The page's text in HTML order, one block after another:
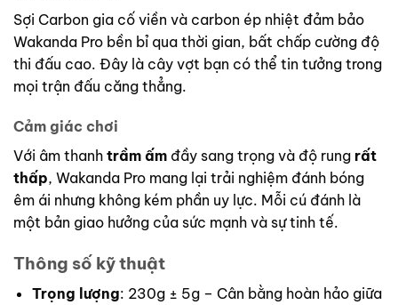
Sợi Carbon gia cố viền và carbon ép nhiệt đảm bảo
Wakanda Pro bền bỉ qua thời gian, bất chấp cường độ
thi đấu cao. Đây là cây vợt bạn có thể tin tưởng trong
mọi trận đấu căng thẳng.
Cảm giác chơi
Với âm thanh trầm ấm đầy sang trọng và độ rung rất
thấp, Wakanda Pro mang lại trải nghiệm đánh bóng
êm ái nhưng không kém phần uy lực. Mỗi cú đánh là
một bản giao hưởng của sức mạnh và sự tinh tế.
Thông số kỹ thuật
Trọng lượng: 230g ± 5g – Cân bằng hoàn hảo giữa